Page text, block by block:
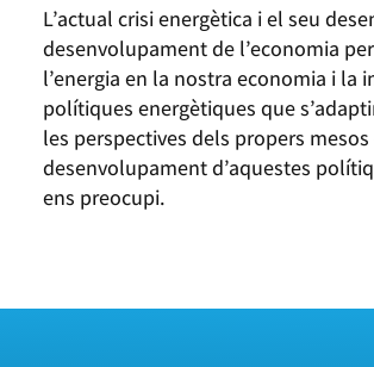
L’actual crisi energètica i el seu
desenvolupament de l’economia
l’energia en la nostra economia i la
polítiques energètiques que
les perspectives dels propers
desenvolupament d’aquestes
ens preocupi.